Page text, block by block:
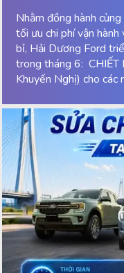
Nhằm đồng hành
tối ưu chi phí vận
bỉ, Hải Dương Ford
trong tháng 6:
Khuyến Nghị) cho